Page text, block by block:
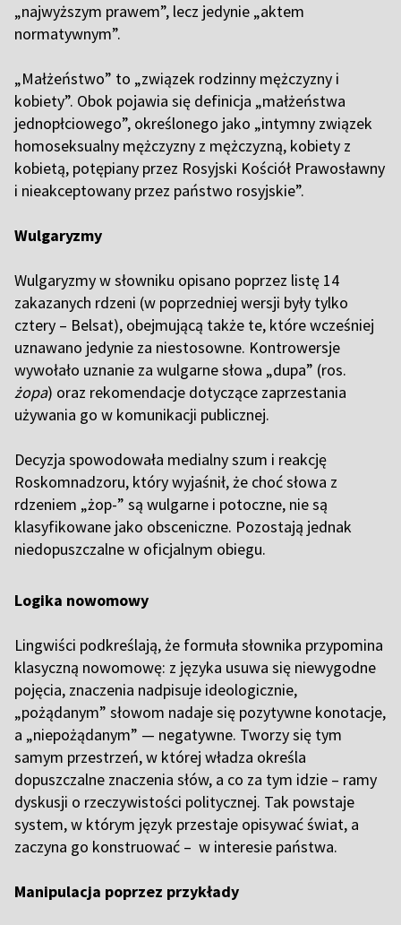
„najwyższym prawem”, lecz jedynie „aktem
normatywnym”.
„Małżeństwo” to „związek rodzinny mężczyzny i
kobiety”. Obok pojawia się definicja „małżeństwa
jednopłciowego”, określonego jako „intymny związek
homoseksualny mężczyzny z mężczyzną, kobiety z
kobietą, potępiany przez Rosyjski Kościół Prawosławny
i nieakceptowany przez państwo rosyjskie”.
Wulgaryzmy
Wulgaryzmy w słowniku opisano poprzez listę 14
zakazanych rdzeni (w poprzedniej wersji były tylko
cztery – Belsat), obejmującą także te, które wcześniej
uznawano jedynie za niestosowne. Kontrowersje
wywołało uznanie za wulgarne słowa „dupa” (ros.
żopa) oraz rekomendacje dotyczące zaprzestania
używania go w komunikacji publicznej.
Decyzja spowodowała medialny szum i reakcję
Roskomnadzoru, który wyjaśnił, że choć słowa z
rdzeniem „żop-” są wulgarne i potoczne, nie są
klasyfikowane jako obsceniczne. Pozostają jednak
niedopuszczalne w oficjalnym obiegu.
Logika nowomowy
Lingwiści podkreślają, że formuła słownika przypomina
klasyczną nowomowę: z języka usuwa się niewygodne
pojęcia, znaczenia nadpisuje ideologicznie,
„pożądanym” słowom nadaje się pozytywne konotacje,
a „niepożądanym” — negatywne. Tworzy się tym
samym przestrzeń, w której władza określa
dopuszczalne znaczenia słów, a co za tym idzie – ramy
dyskusji o rzeczywistości politycznej. Tak powstaje
system, w którym język przestaje opisywać świat, a
zaczyna go konstruować – w interesie państwa.
Manipulacja poprzez przykłady